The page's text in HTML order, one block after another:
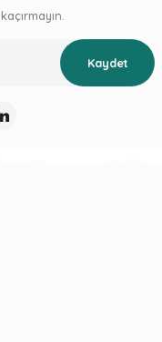
Kaydet